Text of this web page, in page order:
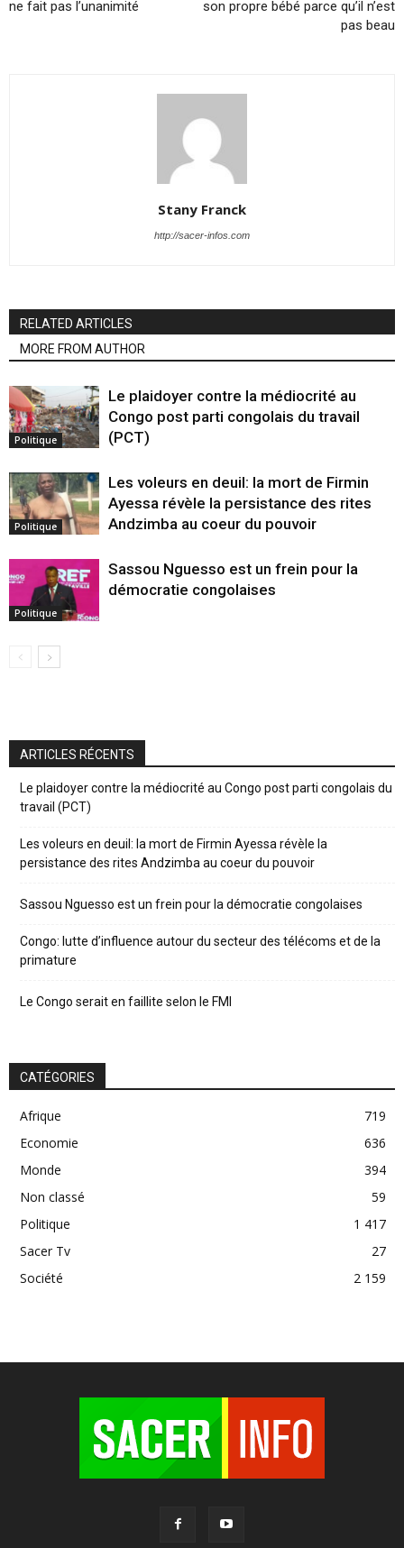
ne fait pas l’unanimité
son propre bébé parce qu’il n’est
pas beau
Stany Franck
http://sacer-infos.com
RELATED ARTICLES
MORE FROM AUTHOR
Politique
Le plaidoyer contre la médiocrité au
Congo post parti congolais du travail
(PCT)
Politique
Les voleurs en deuil: la mort de Firmin
Ayessa révèle la persistance des rites
Andzimba au coeur du pouvoir
Politique
Sassou Nguesso est un frein pour la
démocratie congolaises
ARTICLES RÉCENTS
Le plaidoyer contre la médiocrité au Congo post parti congolais du
travail (PCT)
Les voleurs en deuil: la mort de Firmin Ayessa révèle la
persistance des rites Andzimba au coeur du pouvoir
Sassou Nguesso est un frein pour la démocratie congolaises
Congo: lutte d’influence autour du secteur des télécoms et de la
primature
Le Congo serait en faillite selon le FMI
CATÉGORIES
Afrique
719
Economie
636
Monde
394
Non classé
59
Politique
1 417
Sacer Tv
27
Société
2 159